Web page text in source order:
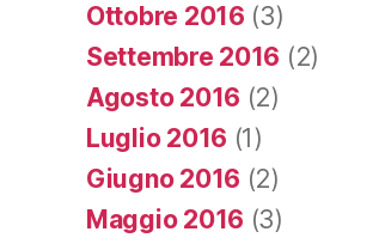
Ottobre 2016 (3)
Settembre 2016 (2)
Agosto 2016 (2)
Luglio 2016 (1)
Giugno 2016 (2)
Maggio 2016 (3)